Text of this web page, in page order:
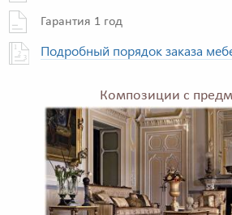
Гарантия 1 год
Подробный порядок заказа
Композиции с